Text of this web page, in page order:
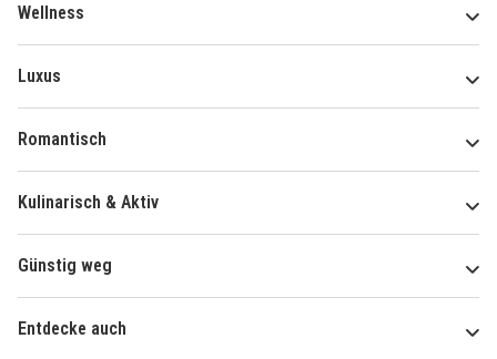
Wellness
Luxus
Romantisch
Kulinarisch & Aktiv
Günstig weg
Entdecke auch